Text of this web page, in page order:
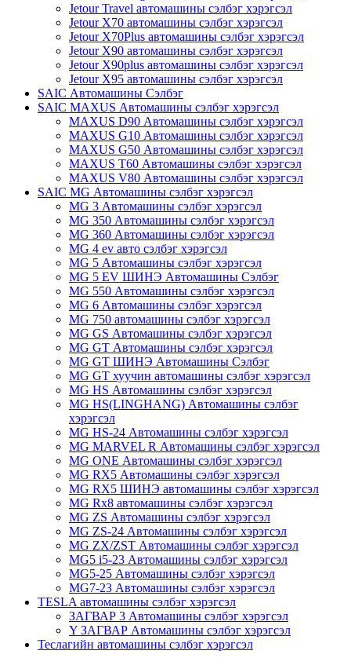
Jetour Travel автомашины сэлбэг хэрэгсэл
Jetour X70 автомашины сэлбэг хэрэгсэл
Jetour X70Plus автомашины сэлбэг хэрэгсэл
Jetour X90 автомашины сэлбэг хэрэгсэл
Jetour X90plus автомашины сэлбэг хэрэгсэл
Jetour X95 автомашины сэлбэг хэрэгсэл
SAIC Автомашины Сэлбэг
SAIC MAXUS Автомашины сэлбэг хэрэгсэл
MAXUS D90 Автомашины сэлбэг хэрэгсэл
MAXUS G10 Автомашины сэлбэг хэрэгсэл
MAXUS G50 Автомашины сэлбэг хэрэгсэл
MAXUS T60 Автомашины сэлбэг хэрэгсэл
MAXUS V80 Автомашины сэлбэг хэрэгсэл
SAIC MG Автомашины сэлбэг хэрэгсэл
MG 3 Автомашины сэлбэг хэрэгсэл
MG 350 Автомашины сэлбэг хэрэгсэл
MG 360 Автомашины сэлбэг хэрэгсэл
MG 4 ev авто сэлбэг хэрэгсэл
MG 5 Автомашины сэлбэг хэрэгсэл
MG 5 EV ШИНЭ Автомашины Сэлбэг
MG 550 Автомашины сэлбэг хэрэгсэл
MG 6 Автомашины сэлбэг хэрэгсэл
MG 750 автомашины сэлбэг хэрэгсэл
MG GS Автомашины сэлбэг хэрэгсэл
MG GT Автомашины сэлбэг хэрэгсэл
MG GT ШИНЭ Автомашины Сэлбэг
MG GT хуучин автомашины сэлбэг хэрэгсэл
MG HS Автомашины сэлбэг хэрэгсэл
MG HS(LINGHANG) Автомашины сэлбэг
хэрэгсэл
MG HS-24 Автомашины сэлбэг хэрэгсэл
MG MARVEL R Автомашины сэлбэг хэрэгсэл
MG ONE Автомашины сэлбэг хэрэгсэл
MG RX5 Автомашины сэлбэг хэрэгсэл
MG RX5 ШИНЭ автомашины сэлбэг хэрэгсэл
MG Rx8 автомашины сэлбэг хэрэгсэл
MG ZS Автомашины сэлбэг хэрэгсэл
MG ZS-24 Автомашины сэлбэг хэрэгсэл
MG ZX/ZST Автомашины сэлбэг хэрэгсэл
MG5 i5-23 Автомашины сэлбэг хэрэгсэл
MG5-25 Автомашины сэлбэг хэрэгсэл
MG7-23 Автомашины сэлбэг хэрэгсэл
TESLA автомашины сэлбэг хэрэгсэл
ЗАГВАР 3 Автомашины сэлбэг хэрэгсэл
Y ЗАГВАР Автомашины сэлбэг хэрэгсэл
Теслагийн автомашины сэлбэг хэрэгсэл